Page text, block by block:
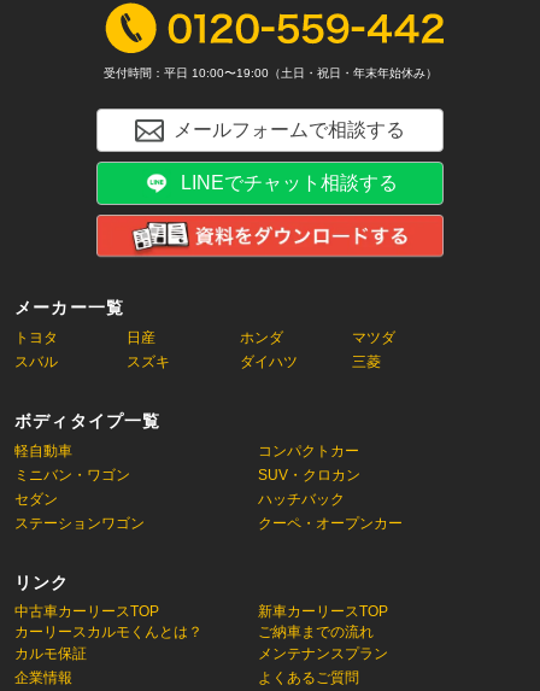
メーカー一覧
トヨタ 日産 ホンダ
マツダ
スバル
スズキ ダイハツ 三菱
ボディタイプ一覧
軽自動車
コンパクトカー
ミニバン・ワゴン
SUV・クロカン
セダン
ハッチバック
ステーションワゴン
クーペ・オープンカー
リンク
中古車カーリースTOP
カーリースカルモくんとは？
新車カーリースTOP
ご納車までの流れ
カルモ保証
企業情報
メンテナンスプラン
よくあるご質問
受付時間：平日 10:00〜19:00（土日・祝日・年末年始休み）
メールフォームで相談する
LINEでチャット相談する